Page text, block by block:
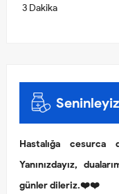
3 Dakika
Hastalığa
Yanınızdayız,
günler dileriz.❤️❤️